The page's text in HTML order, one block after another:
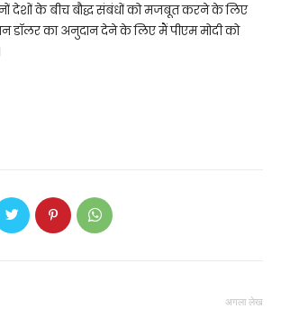
देशों के बीच बौद्ध संबंधों को मजबूत करने के लिए
डॉलर का अनुदान देने के लिए मैं पीएम मोदी को
अगला लेख